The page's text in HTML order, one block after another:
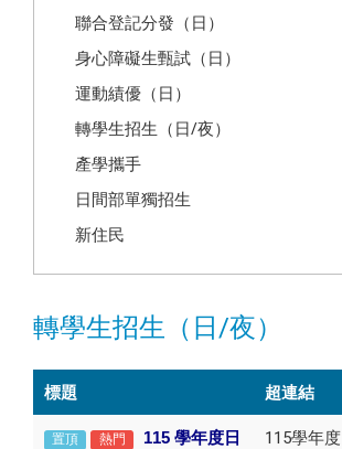
聯合登記分發（日）
身心障礙生甄試（日）
運動績優（日）
轉學生招生（日/夜）
產學攜手
日間部單獨招生
新住民
轉學生招生（日/夜）
標題 超連結
置頂 熱門 115 學年度日
115學年度